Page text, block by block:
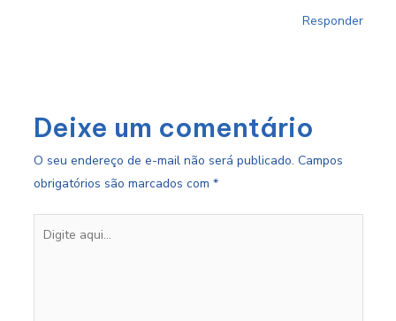
Responder
Deixe um comentário
O seu endereço de e-mail não será publicado. Campos
obrigatórios são marcados com *
aqui...